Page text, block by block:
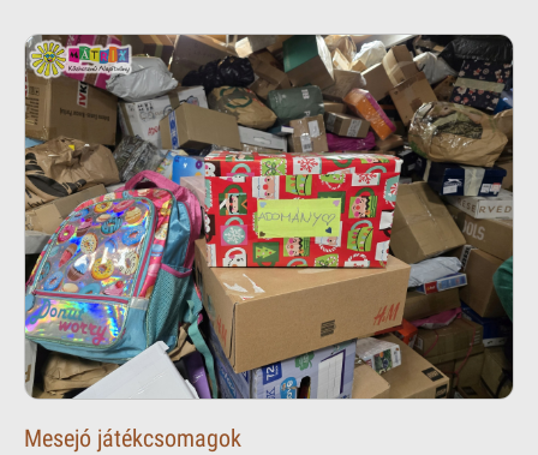
Mesejó játékcsomagok